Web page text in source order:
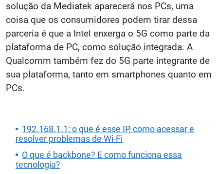
solução da Mediatek aparecerá nos PCs, uma
coisa que os consumidores podem tirar dessa
parceria é que a Intel enxerga o 5G como parte da
plataforma de PC, como solução integrada. A
Qualcomm também fez do 5G parte integrante de
sua plataforma, tanto em smartphones quanto em
PCs.
192.168.1.1: o que é esse IP, como acessar e
resolver problemas de Wi-Fi
O que é backbone? E como funciona essa
tecnologia?